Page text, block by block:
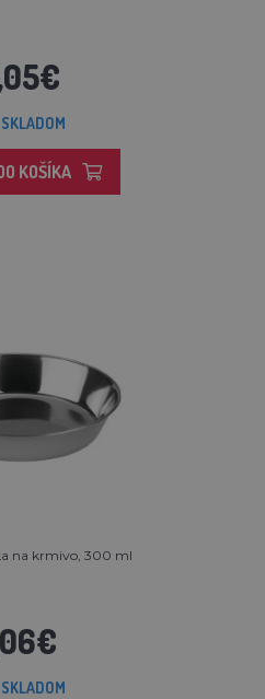
SKLADOM
KOŠÍKA
na krmivo, 300 ml
SKLADOM